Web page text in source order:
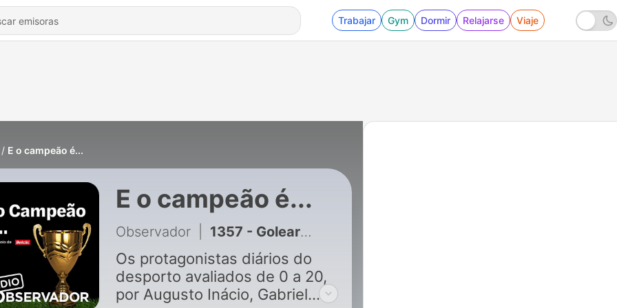
Trabajar Gym Dormir Relajarse Viaje
E o campeão é...
E o campeão é...
Observador 1357 - Golear escoceses na Luz é "canja" ou pura ilusão?
Os protagonistas diários do
desporto avaliados de 0 a 20,
por Augusto Inácio, Gabriel